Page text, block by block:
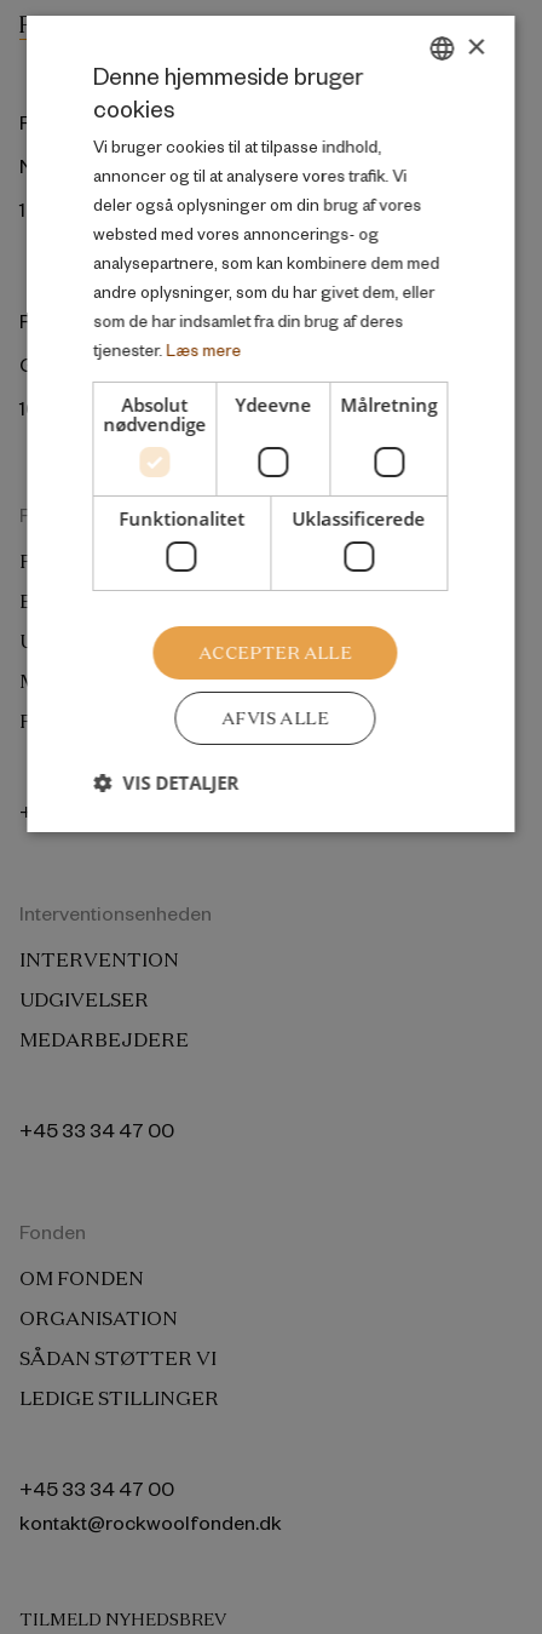
ROCKWOOL Fonden
Ny Kongensgade 6
1472 København K
ROCKWOOL Foundation Berlin
Gormannstrasse 22
10119 Berlin
Forskningsenheden
FORSKNING
EKSTERN BEDØMMELSE
UDGIVELSER
MEDARBEJDERE
ROCKWOOL FONDEN BERLIN
+45 33 34 48 00
Interventionsenheden
INTERVENTION
UDGIVELSER
MEDARBEJDERE
+45 33 34 47 00
Fonden
OM FONDEN
ORGANISATION
SÅDAN STØTTER VI
LEDIGE STILLINGER
+45 33 34 47 00
kontakt@rockwoolfonden.dk
TILMELD NYHEDSBREV
×
Denne hjemmeside bruger
cookies
Vi bruger cookies til at tilpasse indhold,
annoncer og til at analysere vores trafik. Vi
deler også oplysninger om din brug af vores
websted med vores annoncerings- og
analysepartnere, som kan kombinere dem med
andre oplysninger, som du har givet dem, eller
som de har indsamlet fra din brug af deres
tjenester. Læs mere
Absolut
nødvendige
Ydeevne Målretning
Funktionalitet Uklassificerede
ACCEPTER ALLE
AFVIS ALLE
VIS DETALJER